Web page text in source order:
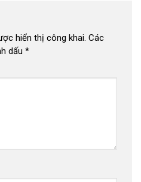
hiển thị công khai. Các
dấu *